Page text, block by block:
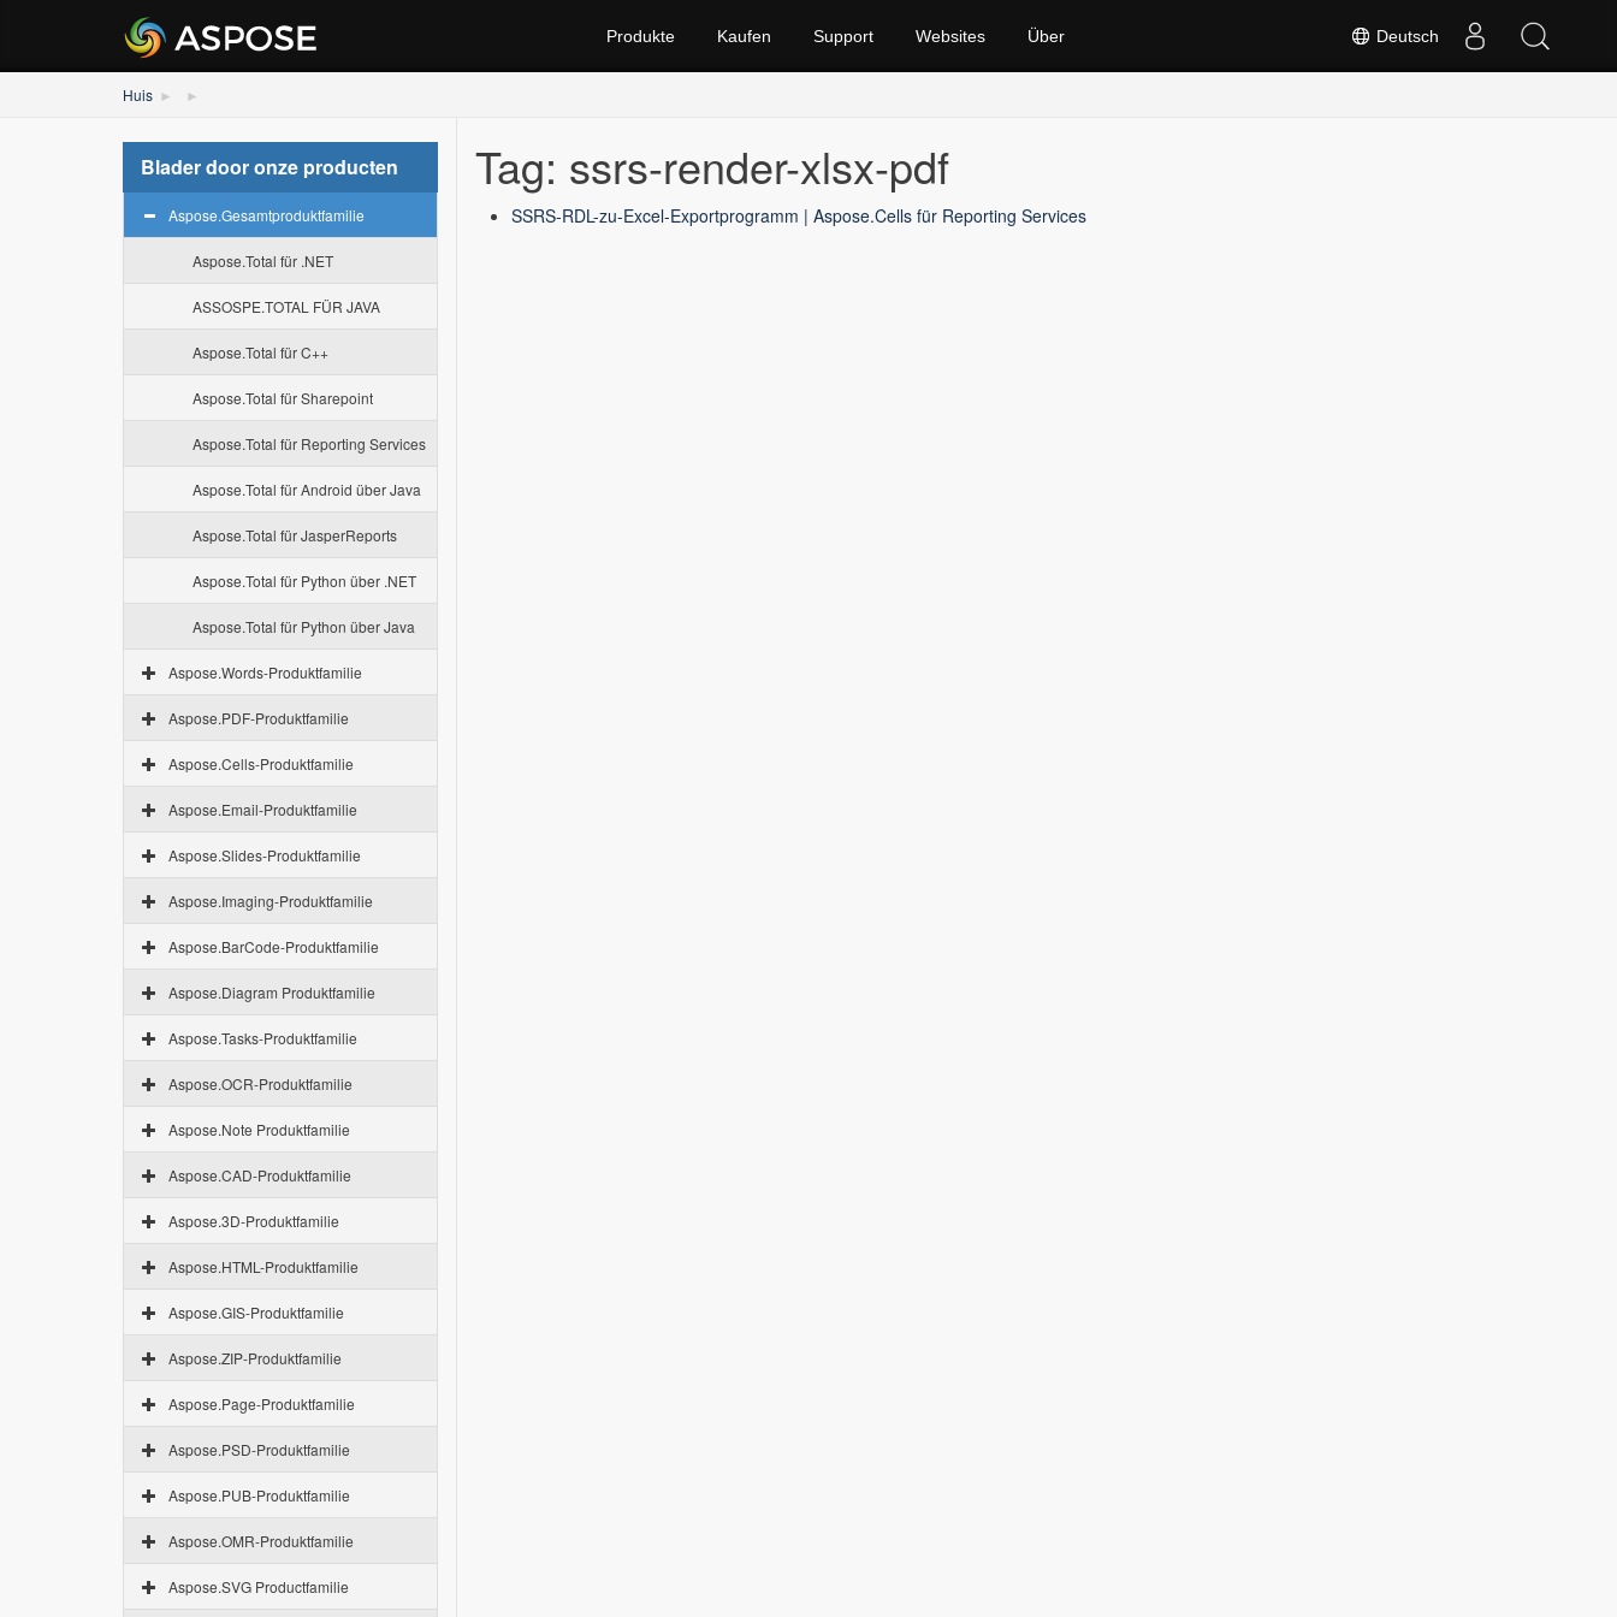
Deutsch
Produkte Kaufen Support Websites Über
Huis
Blader door onze producten
Aspose.Gesamtproduktfamilie
Aspose.Total für .NET
ASSOSPE.TOTAL FÜR JAVA
Aspose.Total für C++
Aspose.Total für Sharepoint
Aspose.Total für Reporting Services
Aspose.Total für Android über Java
Aspose.Total für JasperReports
Aspose.Total für Python über .NET
Aspose.Total für Python über Java
Aspose.Words-Produktfamilie
Aspose.PDF-Produktfamilie
Aspose.Cells-Produktfamilie
Aspose.Email-Produktfamilie
Aspose.Slides-Produktfamilie
Aspose.Imaging-Produktfamilie
Aspose.BarCode-Produktfamilie
Aspose.Diagram Produktfamilie
Aspose.Tasks-Produktfamilie
Aspose.OCR-Produktfamilie
Aspose.Note Produktfamilie
Aspose.CAD-Produktfamilie
Aspose.3D-Produktfamilie
Aspose.HTML-Produktfamilie
Aspose.GIS-Produktfamilie
Aspose.ZIP-Produktfamilie
Aspose.Page-Produktfamilie
Aspose.PSD-Produktfamilie
Aspose.PUB-Produktfamilie
Aspose.OMR-Produktfamilie
Aspose.SVG Productfamilie
Tag: ssrs-render-xlsx-pdf
SSRS-RDL-zu-Excel-Exportprogramm | Aspose.Cells für Reporting Services